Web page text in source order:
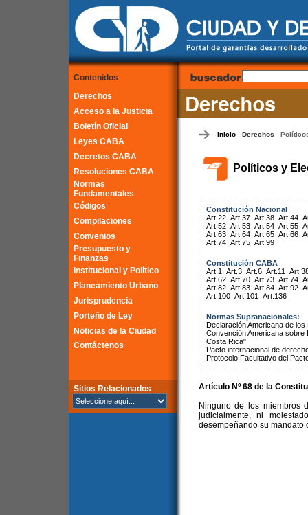
Contenidos
Derechos
Acceso a la Justicia
Boletín Oficial
Leyes CABA
Decretos CABA
Resoluciones CABA
Normas
Fundamentales
Códigos
Compilaciones
Convenios
Presupuesto y
Finanzas
Institucional y Político
Planeamiento Urbano
Jurisprudencia
Porteño de Ley
Noticias de la Ciudad
Contáctenos
Sitios Relacionados
Inicio- Derechos -
Políticos y
Constitución Nacional
Art.22 Art.37 Art.38 Art.44
Art.52 Art.53 Art.54 Art.55
Art.63 Art.64 Art.65 Art.66
Art.74 Art.75 Art.99
Constitución CABA
Art.1
Art.3 Art.6 Art.11
Art.62 Art.70 Art.73 Art.74
Art.82 Art.83 Art.84 Art.92
Art.100 Art.101 Art.136
Normas Supranacionales:
Declaración Americana de
Convención Americana
Costa Rica"
Pacto internacional de
Protocolo Facultativo del
Artículo Nº 68 de la
Ninguno de los miembros
judicialmente, ni
desempeñando su mandato